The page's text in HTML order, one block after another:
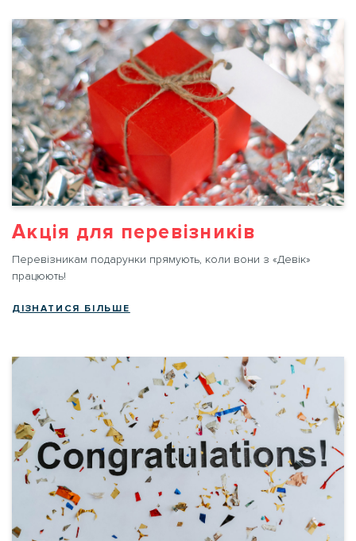
Акція для перевізників
Перевізникам подарунки прямують, коли вони з «Девік»
працюють!
ДІЗНАТИСЯ БІЛЬШЕ